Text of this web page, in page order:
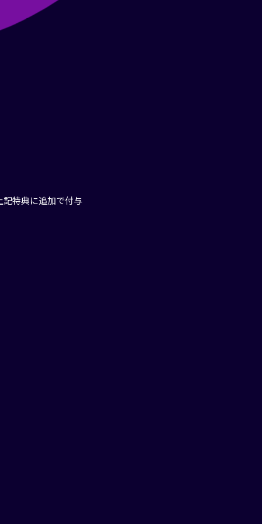
記特典に追加で付与